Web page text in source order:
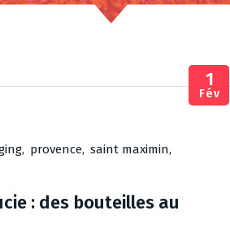
, provence, saint maximin,
1
Fév
: des bouteilles au